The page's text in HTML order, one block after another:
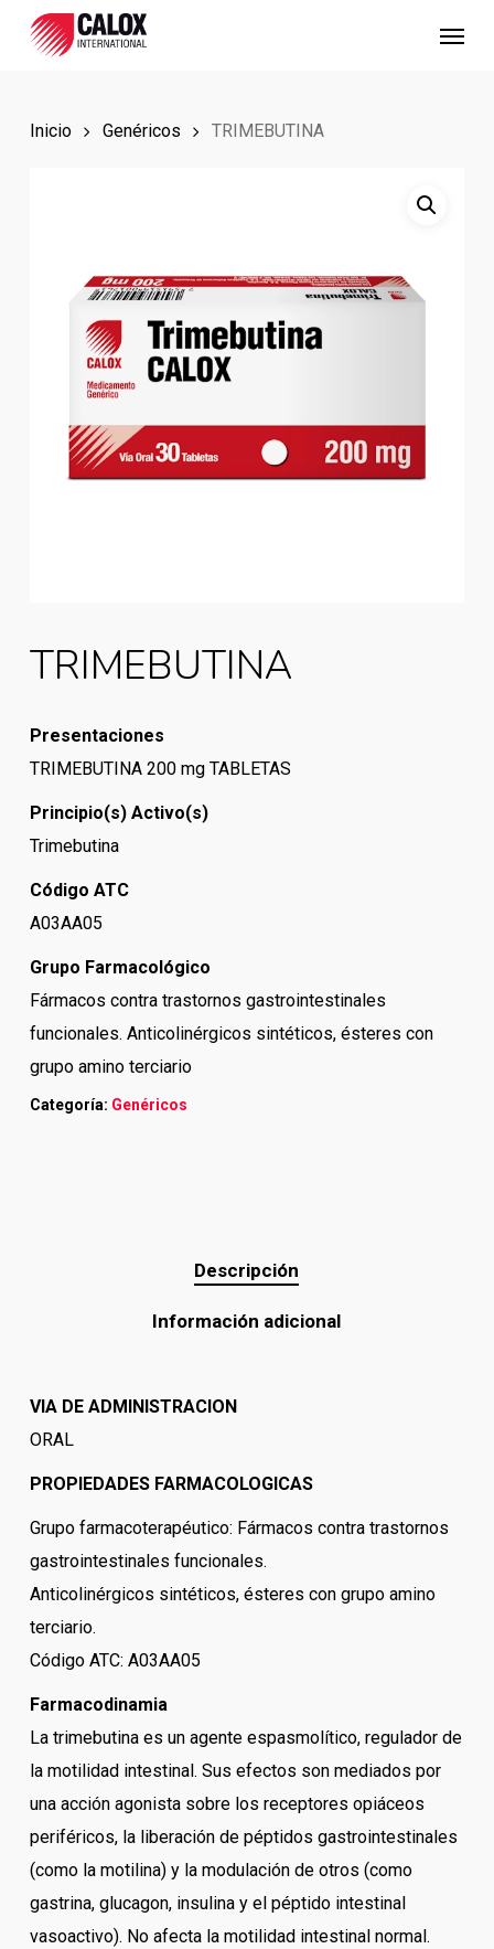
Inicio Genéricos TRIMEBUTINA
TRIMEBUTINA
Presentaciones
TRIMEBUTINA 200 mg TABLETAS
Principio(s) Activo(s)
Trimebutina
Código ATC
A03AA05
Grupo Farmacológico
Fármacos contra trastornos gastrointestinales
funcionales. Anticolinérgicos sintéticos, ésteres con
grupo amino terciario
Categoría: Genéricos
Descripción
Información adicional
VIA DE ADMINISTRACION
ORAL
PROPIEDADES FARMACOLOGICAS
Grupo farmacoterapéutico: Fármacos contra trastornos
gastrointestinales funcionales.
Anticolinérgicos sintéticos, ésteres con grupo amino
terciario.
Código ATC: A03AA05
Farmacodinamia
La trimebutina es un agente espasmolítico, regulador de
la motilidad intestinal. Sus efectos son mediados por
una acción agonista sobre los receptores opiáceos
periféricos, la liberación de péptidos gastrointestinales
(como la motilina) y la modulación de otros (como
gastrina, glucagon, insulina y el péptido intestinal
vasoactivo). No afecta la motilidad intestinal normal.